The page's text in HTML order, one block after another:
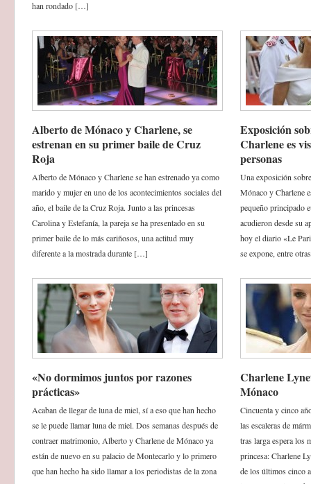
han rondado […]
Alberto de Mónaco y Charlene, se
estrenan en su primer baile de Cruz
Roja
Alberto de Mónaco y Charlene se han estrenado ya como
marido y mujer en uno de los acontecimientos sociales del
año, el baile de la Cruz Roja. Junto a las princesas
Carolina y Estefanía, la pareja se ha presentado en su
primer baile de lo más cariñosos, una actitud muy
diferente a la mostrada durante […]
Exposición
Charlene es
personas
Una exposición
Mónaco y Charlene
pequeño principado
acudieron desde su
hoy el diario «Le
se expone, entre
«No dormimos juntos por razones
prácticas»
Acaban de llegar de luna de miel, sí a eso que han hecho
se le puede llamar luna de miel. Dos semanas después de
contraer matrimonio, Alberto y Charlene de Mónaco ya
están de nuevo en su palacio de Montecarlo y lo primero
que han hecho ha sido llamar a los periodistas de la zona
Charlene
Mónaco
Cincuenta y cinco
las escaleras de
tras larga espera los
princesa: Charlene
de los últimos cinco